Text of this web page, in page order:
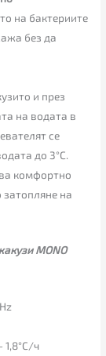
на бактериите
без да
и през
на водата в
се
до 3°C.
комфортно
на
MONO
1,8°C/ч